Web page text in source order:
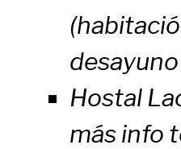
Hostal
más info